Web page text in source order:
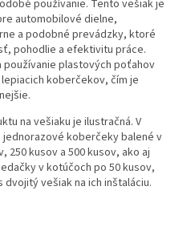
používanie. Tento vešiak je
automobilové dielne,
a podobné prevádzky, ktoré
pohodlie a efektivitu práce.
používanie plastových poťahov
koberčekov, čím je
na vešiaku je ilustračná. V
koberčeky balené v
250 kusov a 500 kusov, ako aj
v kotúčoch po 50 kusov,
dvojitý vešiak na ich inštaláciu.